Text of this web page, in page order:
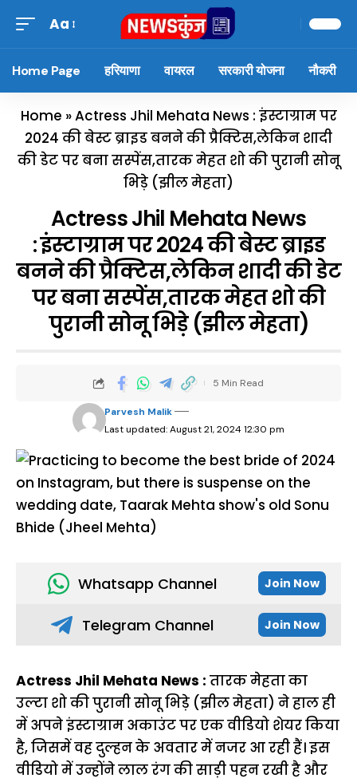
Aa
Home Page हरियाणा वायरल सरकारी योजना नौकरी
Home »Actress Jhil Mehata News : इंस्टाग्राम पर
2024 की बेस्ट ब्राइड बनने की प्रैक्टिस,लेकिन शादी
की डेट पर बना सस्पेंस,तारक मेहत शो की पुरानी सोनू
भिड़े (झील मेहता)
Actress Jhil Mehata News
: इंस्टाग्राम पर 2024 की बेस्ट ब्राइड
बनने की प्रैक्टिस,लेकिन शादी की डेट
पर बना सस्पेंस,तारक मेहत शो की
पुरानी सोनू भिड़े (झील मेहता)
Last updated: August 21, 2024 12:30 pm
Parvesh Malik
5 Min Read
Whatsapp Channel Join Now
Telegram Channel Join Now
Actress Jhil Mehata News : तारक मेहता का
उल्टा शो की पुरानी सोनू भिड़े (झील मेहता) ने हाल ही
में अपने इंस्टाग्राम अकाउंट पर एक वीडियो शेयर किया
है, जिसमें वह दुल्हन के अवतार में नजर आ रही हैं। इस
वीडियो में उन्होंने लाल रंग की साड़ी पहन रखी है और